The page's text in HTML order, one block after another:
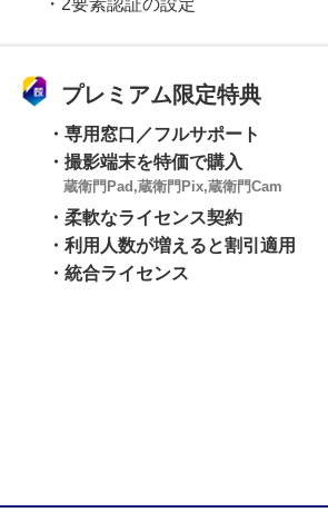
・2要素認証の設定
プレミアム限定特典
・専用窓口／フルサポート
・撮影端末を特価で購入
蔵衛門Pad,蔵衛門Pix,蔵衛門Cam
・柔軟なライセンス契約
・利用人数が増えると割引適用
・統合ライセンス